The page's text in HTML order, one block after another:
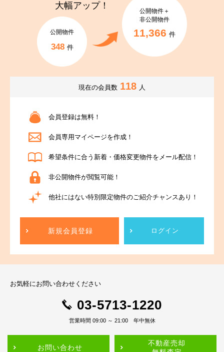
大幅アップ！
公開物件
348 件
公開物件＋
非公開物件
11,366 件
現在の会員数 118 人
会員登録は無料！
会員専用マイページを作成！
希望条件に合う新着・価格変更物件をメール配信！
非公開物件が閲覧可能！
他社にはない特別限定物件のご紹介チャンスあり！
新規会員登録 ログイン
お気軽にお問い合わせください
03-5713-1220
営業時間 09:00 ～ 21:00 年中無休
お問い合わせ
不動産売却